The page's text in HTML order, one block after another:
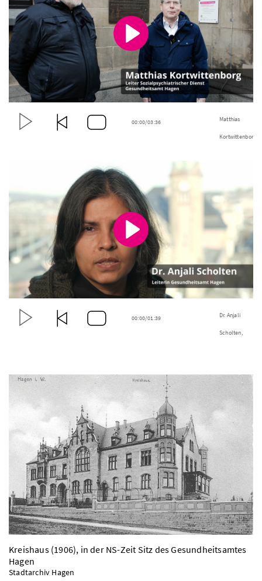
00:00/03:36 Matthias
Kortwittenborg,
Dienst
Hagen
00:00/01:39 Dr. Anjali
Scholten,
Kreishaus (1906), in der NS-Zeit Sitz des Gesundheitsamtes
Hagen
Stadtarchiv Hagen